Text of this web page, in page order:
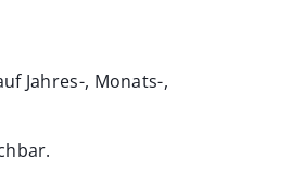
Jahres-, Monats-,